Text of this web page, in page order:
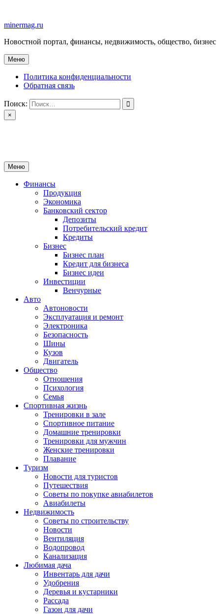
содержимому
minermag.ru
Новостной портал, финансы, недвижимость, общество, бизнес
Меню
Политика конфиденциальности
Обратная связь
Поиск:
×
Меню
Финансы
Продукция
Экономика
Банковский сектор
Депозиты
Потребительский кредит
Кредиты
Бизнес
Бизнес план
Кредит для бизнеса
Бизнес идеи
Инвестиции
Венчурные
Авто
Автоновости
Эксплуатация и ремонт
Электроника
Безопасность
Шины
Кузов
Двигатель
Общество
Отношения
Психология
Семья
Спортивная жизнь
Тренировки в зале
Спортивное питание
Домашние тренировки
Тренировки для мужчин
Женские тренировки
Плавание
Туризм
Новости для туристов
Путешествия
Советы по покупке авиабилетов
Авиабилеты
Недвижимость
Советы по строительству
Новости
Вентиляция
Водопровод
Канализация
Любимая дача
Инвентарь для дачи
Удобрения
Деревья и кустарники
Рассада
Газон для дачи